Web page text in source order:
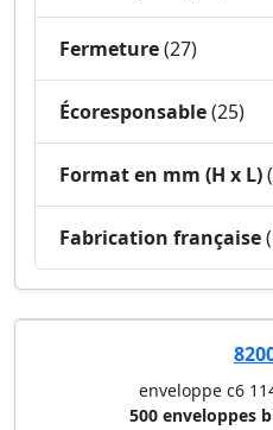
Fermeture(27)
Écoresponsable(25)
Format en mm (H x L)
Fabrication française
enveloppe c6
500 enveloppes